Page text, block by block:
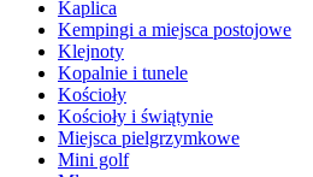
Kaplica
Kempingi a miejsca postojowe
Klejnoty
Kopalnie i tunele
Kościoły
Kościoły i świątynie
Miejsca pielgrzymkowe
Mini golf